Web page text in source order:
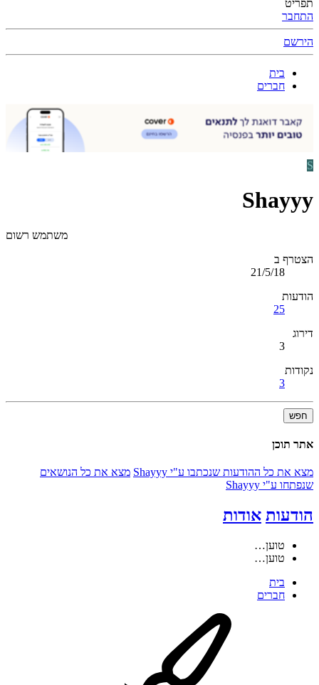
תפריט
התחבר
הירשם
בית
חברים
S
Shayyy
משתמש רשום
הצטרף ב
21/5/18
הודעות
25
דירוג
3
נקודות
3
חפש
אתר תוכן
מצא את כל ההודעות שנכתבו ע"י Shayyy
מצא את כל הנושאים
שנפתחו ע"י Shayyy
הודעות אודות
טוען…
טוען…
בית
חברים